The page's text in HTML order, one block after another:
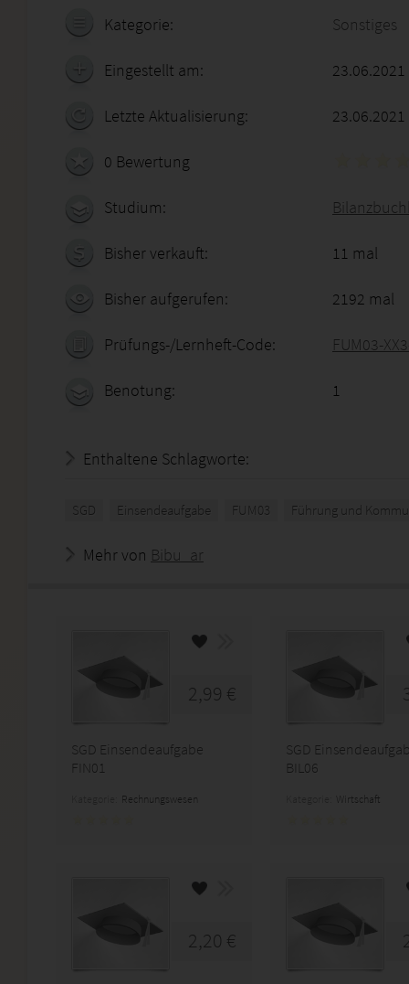
Kategorie: Sonstiges
Eingestellt am:
Letzte Aktualisierung: 23.06.2021
0 Bewertung
Studium:
Bisher verkauft: 11 mal
Bisher aufgerufen: 2192 mal
Prüfungs-/Lernheft-Code: FUM03-
Benotung: 1
Enthaltene Schlagworte:
SGD Einsendeaufgabe FUM03 Führung und
Mehr von Bibu_ar
2,99 €
SGD Einsendeaufgabe
FIN01
Rechnungswesen
SGD
BIL06
Wirtschaft
2,20 €